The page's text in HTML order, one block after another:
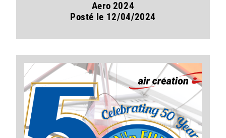
Aero 2024
Posté le 12/04/2024